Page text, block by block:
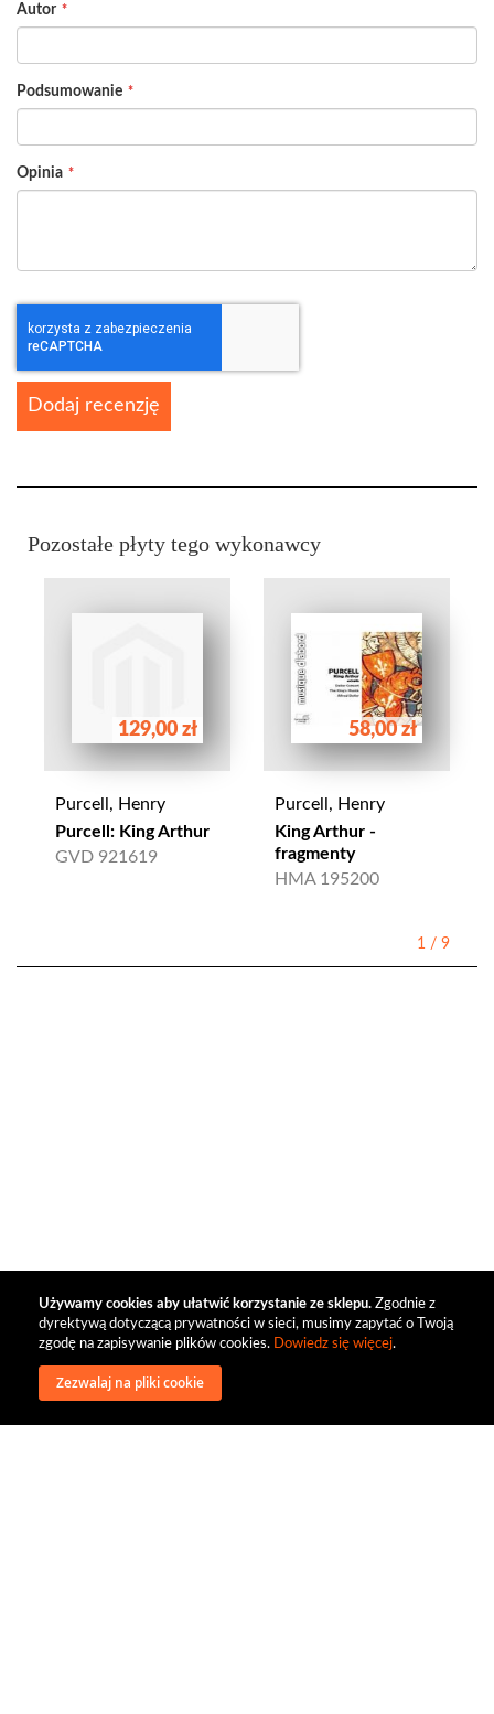
Używamy cookies aby ułatwić korzystanie ze sklepu. Zgodnie z
dyrektywą dotyczącą prywatności w sieci, musimy zapytać o Twoją
zgodę na zapisywanie plików cookies. Dowiedz się więcej.
Zezwalaj na pliki cookie
star
stars
stars
stars
stars
Autor
Podsumowanie
Opinia
Dodaj recenzję
Pozostałe płyty tego wykonawcy
129,00 zł
Purcell, Henry
Purcell: King Arthur
GVD 921619
58,00 zł
Purcell, Henry
King Arthur -
fragmenty
HMA 195200
1 / 9